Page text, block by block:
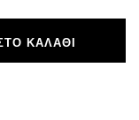
ΚΑΛΆΘΙ